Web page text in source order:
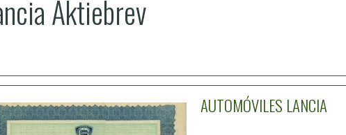
Aktiebrev
AUTOMÓVILES LANCIA